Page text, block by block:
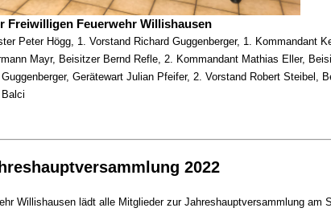
Freiwilligen Feuerwehr Willishausen
Peter Högg, 1. Vorstand Richard Guggenberger, 1. Kommandant
Mayr, Beisitzer Bernd Refle, 2. Kommandant Mathias Eller,
Gerätewart Julian Pfeifer, 2. Vorstand Robert Steibel,
2022
Willishausen lädt alle Mitglieder zur Jahreshauptversammlung am